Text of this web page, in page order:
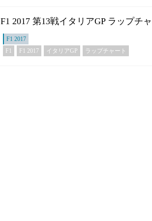
F1 2017 第13戦イタリアGP ラップチ
F1 2017
F1
F1 2017 イタリアGP ラップチャート